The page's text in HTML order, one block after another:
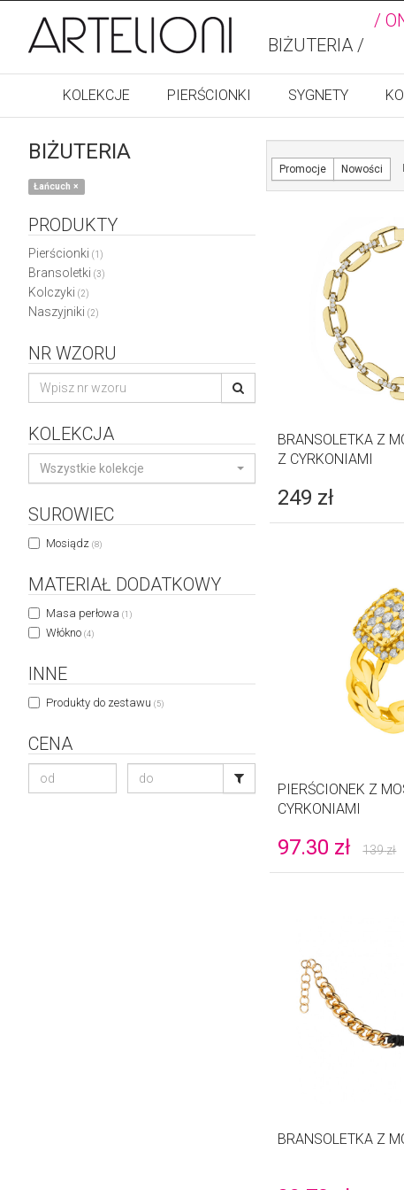
/
BIŻUTERIA /
KOLEKCJE PIERŚCIONKI SYGNETY
BIŻUTERIA
Łańcuch×
PRODUKTY
Pierścionki (1)
Bransoletki (3)
Kolczyki (2)
Naszyjniki (2)
NR WZORU
KOLEKCJA
Wszystkie kolekcje
SUROWIEC
Mosiądz (8)
MATERIAŁ DODATKOWY
Masa perłowa (1)
Włókno (4)
INNE
Produkty do zestawu (5)
CENA
Promocje Nowości
BRANSOLETKA Z
Z CYRKONIAMI
249 zł
PIERŚCIONEK Z
CYRKONIAMI
97.30 zł 139zł
BRANSOLETKA Z